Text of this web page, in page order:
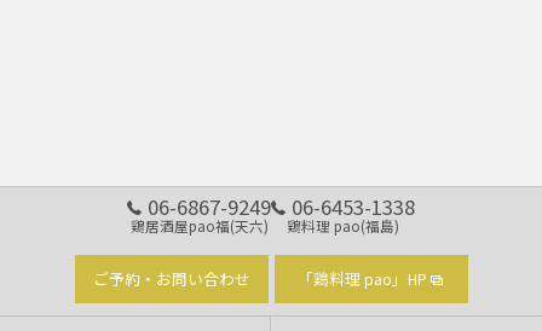
06-6867-9249
鶏居酒屋pao福(天六)
06-6453-1338
鶏料理 pao(福島)
ご予約・お問い合わせ 「鶏料理 pao」HP